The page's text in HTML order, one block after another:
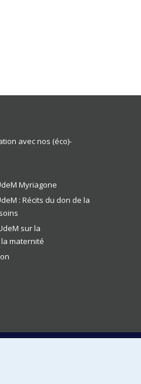
avec nos (éco)-
Myriagone
: Récits du don de la
sur la
maternité